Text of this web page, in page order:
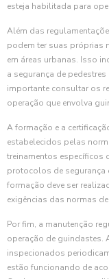
esteja habilitada para
Além das
podem ter suas próprias
em áreas urbanas. Isso
a segurança de
importante consultar os
operação que envolva
A formação e a
estabelecidos pelas
treinamentos específicos
protocolos de segurança
formação deve ser
exigências das normas
Por fim, a manutenção
operação de guindastes.
inspecionados
estão funcionando de